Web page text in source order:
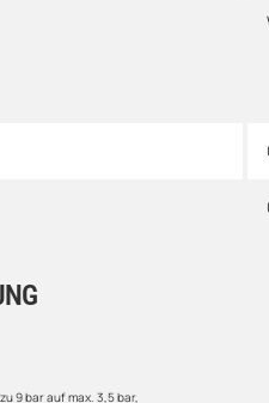
9 bar auf max. 3,5 bar,